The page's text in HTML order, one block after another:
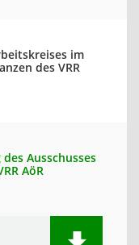
im
des VRR
Ausschusses
AöR